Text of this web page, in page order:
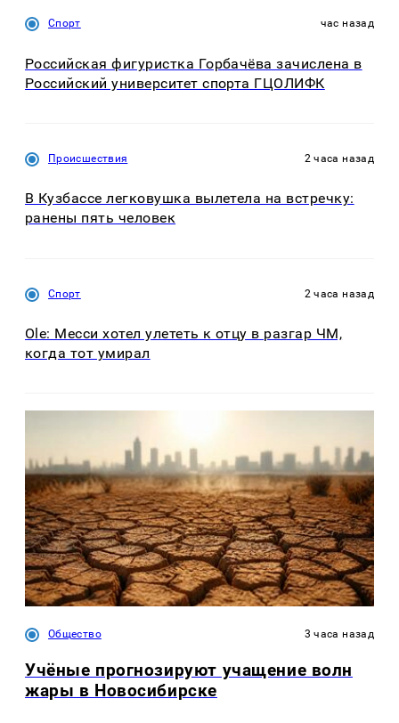
Спорт час назад
Российская фигуристка Горбачёва зачислена в
Российский университет спорта ГЦОЛИФК
Происшествия 2 часа назад
В Кузбассе легковушка вылетела на встречку:
ранены пять человек
Спорт 2 часа назад
Ole: Месси хотел улететь к отцу в разгар ЧМ,
когда тот умирал
Общество 3 часа назад
Учёные прогнозируют учащение волн
жары в Новосибирске